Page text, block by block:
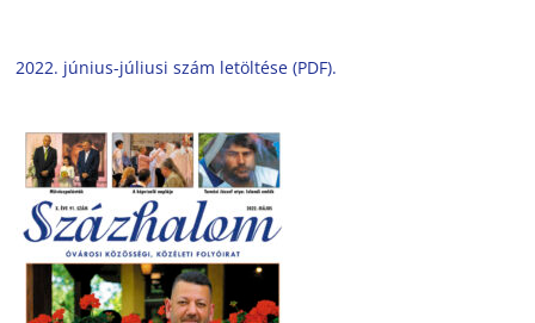
2022. június-júliusi szám letöltése (PDF).